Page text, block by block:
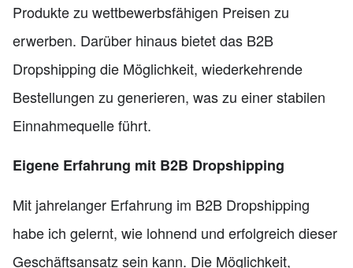
Produkte zu wettbewerbsfähigen Preisen zu
erwerben. Darüber hinaus bietet das B2B
Dropshipping die Möglichkeit, wiederkehrende
Bestellungen zu generieren, was zu einer stabilen
Einnahmequelle führt.
Eigene Erfahrung mit B2B Dropshipping
Mit jahrelanger Erfahrung im B2B Dropshipping
habe ich gelernt, wie lohnend und erfolgreich dieser
Geschäftsansatz sein kann. Die Möglichkeit,